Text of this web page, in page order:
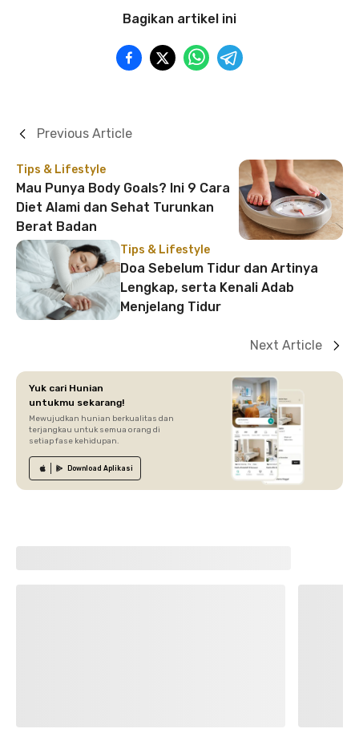
Bagikan artikel ini
Tips & Lifestyle
Mau Punya Body Goals? Ini 9 Cara
Diet Alami dan Sehat Turunkan
Berat Badan
Previous Article
Tips & Lifestyle
Doa Sebelum Tidur dan Artinya
Lengkap, serta Kenali Adab
Menjelang Tidur
Next Article
Yuk cari Hunian
untukmu sekarang!
Mewujudkan hunian berkualitas dan
terjangkau untuk semua orang di
setiap fase kehidupan.
Download Aplikasi